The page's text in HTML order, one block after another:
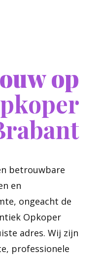
op
betrouwbare
en
ongeacht de
Opkoper
adres. Wij zijn
professionele